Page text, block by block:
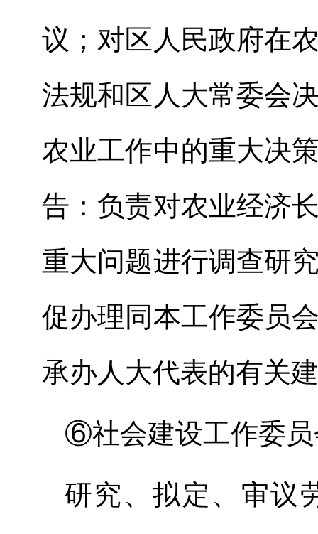
议；对区人民政府在
法规和区人大常委会
农业工作中的重大决
告：负责对农业经济
重大问题进行调查研
促办理同本工作委员
承办人大代表的有关
⑥社会建设工作委
研究、拟定、审议